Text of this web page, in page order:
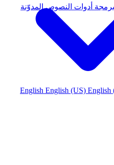
أدوات النصوصالمدوّنة
English English (US) English